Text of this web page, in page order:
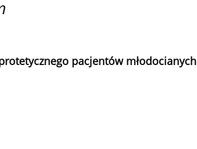
pacjentów młodocianych